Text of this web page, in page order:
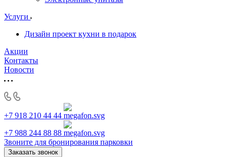
Услуги
Дизайн проект кухни в подарок
Акции
Контакты
Новости
+7 918 210 44 44
+7 988 244 88 88
Звоните для бронирования парковки
Заказать звонок